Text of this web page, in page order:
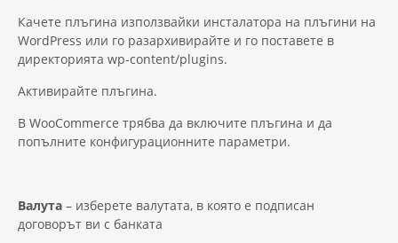
Качете плъгина използвайки инсталатора на плъгини на
WordPress или го разархивирайте и го поставете в
директорията wp-content/plugins.
Активирайте плъгина.
В WooCommerce трябва да включите плъгина и да
попълните конфигурационните параметри.
Валута – изберете валутата, в която е подписан
договорът ви с банката